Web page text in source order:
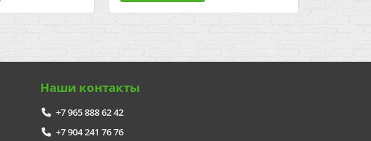
Наши контакты
+7 965 888 62 42
+7 904 241 76 76